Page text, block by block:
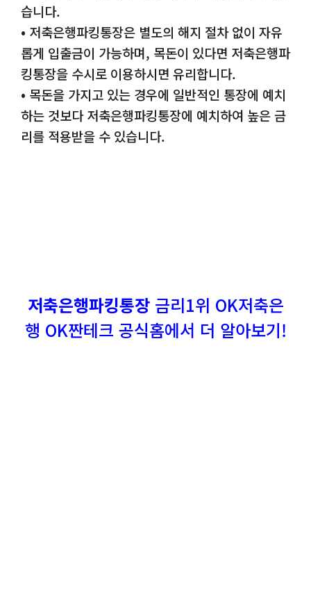
습니다.
• 저축은행파킹통장은 별도의 해지 절차 없이 자유
롭게 입출금이 가능하며, 목돈이 있다면 저축은행파
킹통장을 수시로 이용하시면 유리합니다.
• 목돈을 가지고 있는 경우에 일반적인 통장에 예치
하는 것보다 저축은행파킹통장에 예치하여 높은 금
리를 적용받을 수 있습니다.
저축은행파킹통장금리1위 OK저축은
행 OK짠테크 공식홈에서 더 알아보기!